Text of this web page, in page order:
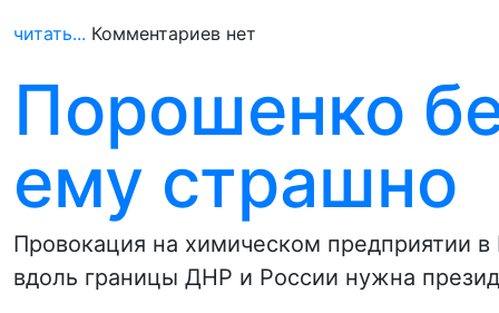
читать... Комментариев нет
Порошенко
ему страшно
Провокация на химическом предприятии
вдоль границы ДНР и России нужна